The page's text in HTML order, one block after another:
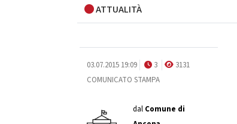
ATTUALITÀ
03.07.2015 19:09 3
3131
COMUNICATO STAMPA
dal Comune di